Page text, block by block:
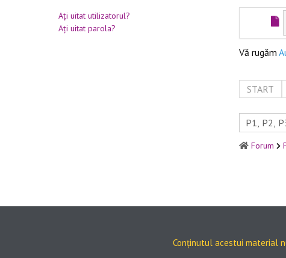
Aţi uitat utilizatorul?
Aţi uitat parola?
Vă rugăm
START
Forum
Conținutul acestui material